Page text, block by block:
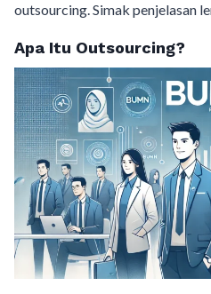
outsourcing. Simak penjelasan
Apa Itu Outsourcing?